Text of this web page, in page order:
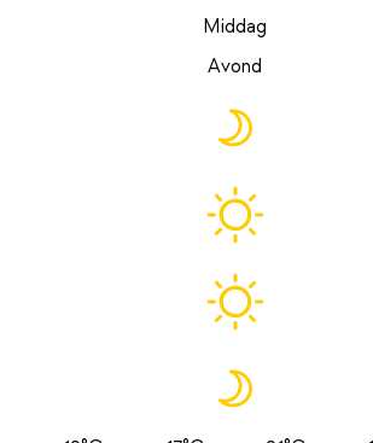
Middag
Avond